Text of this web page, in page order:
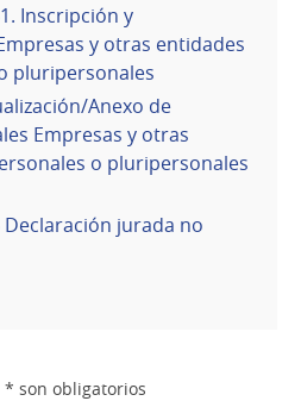
Inscripción y
y otras entidades
pluripersonales
Anexo de
Empresas y otras
o pluripersonales
jurada no
* son obligatorios